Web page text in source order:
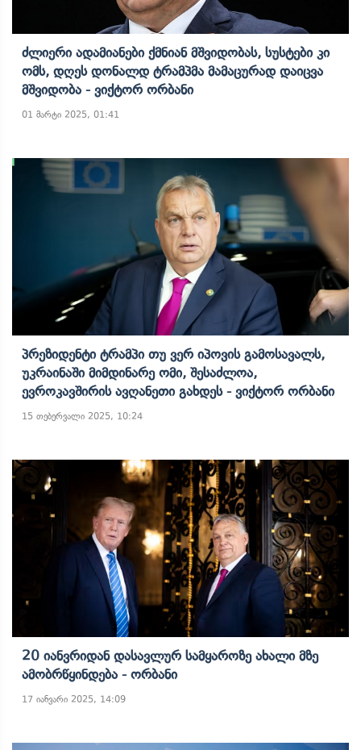
Ძლიერი Ადამიანები Ქმნიან Მშვიდობას, Სუსტები Კი
Ომს, Დღეს Დონალდ Ტრამპმა Მამაცურად Დაიცვა
Მშვიდობა - Ვიქტორ Ორბანი
01 მარტი 2025, 01:41
Პრეზიდენტი Ტრამპი Თუ Ვერ Იპოვის Გამოსავალს,
Უკრაინაში Მიმდინარე Ომი, Შესაძლოა,
Ევროკავშირის Ავღანეთი Გახდეს - Ვიქტორ Ორბანი
15 თებერვალი 2025, 10:24
20 Იანვრიდან Დასავლურ Სამყაროზე Ახალი Მზე
Ამობრწყინდება - Ორბანი
17 იანვარი 2025, 14:09